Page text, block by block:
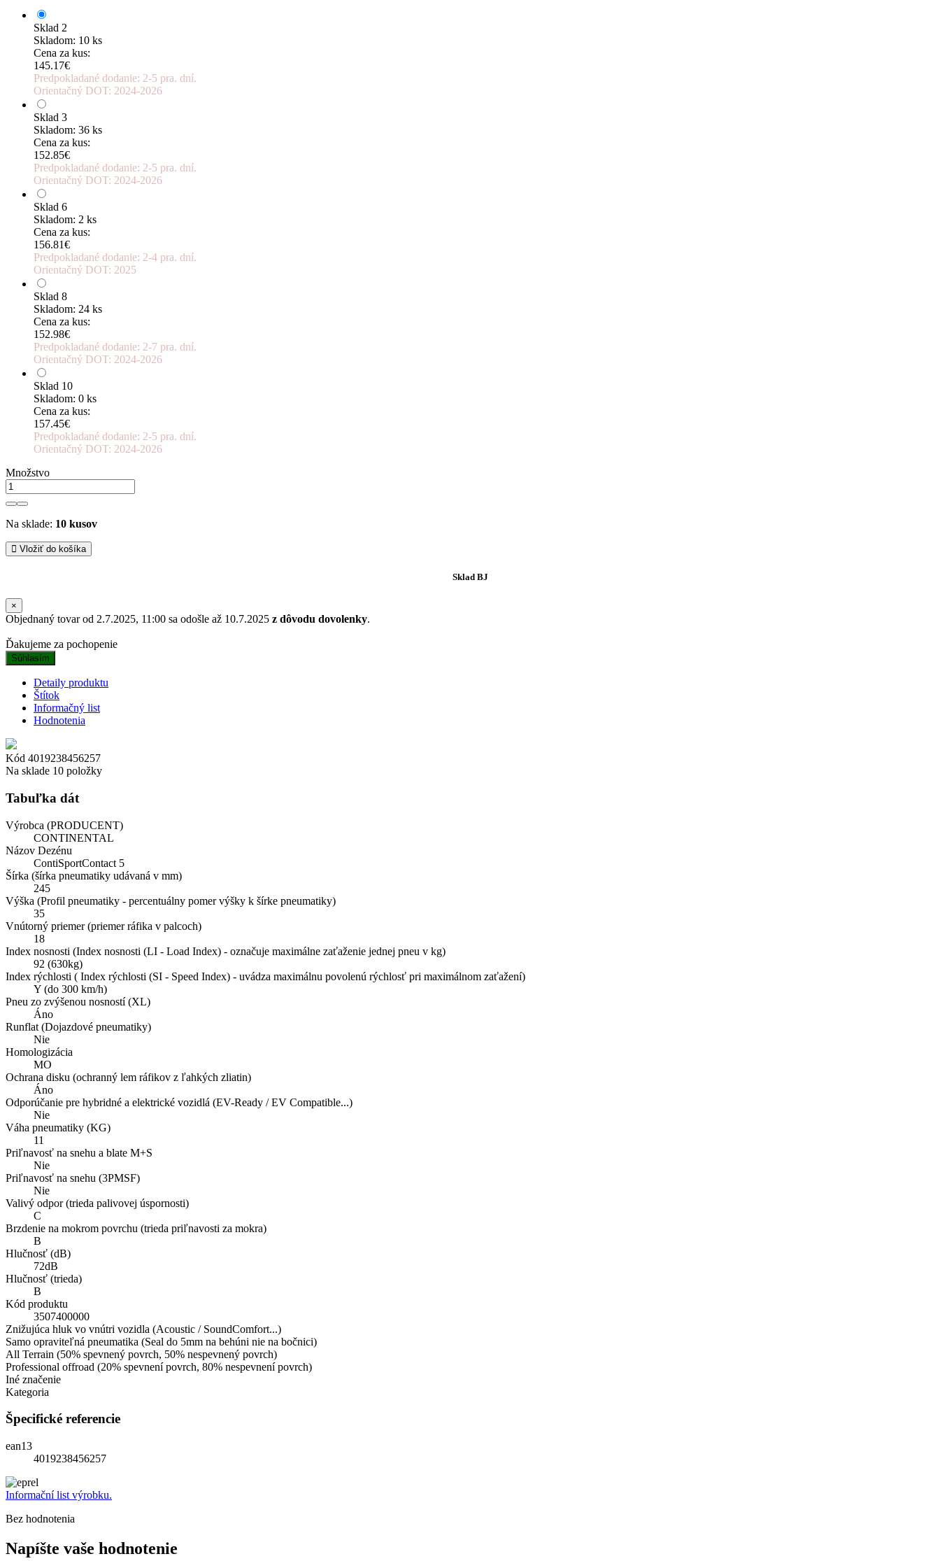
Sklad 2
Skladom: 10 ks
Cena za kus:
145.17€
Predpokladané dodanie: 2-5 pra. dní.
Orientačný DOT: 2024-2026
Sklad 3
Skladom: 36 ks
Cena za kus:
152.85€
Predpokladané dodanie: 2-5 pra. dní.
Orientačný DOT: 2024-2026
Sklad 6
Skladom: 2 ks
Cena za kus:
156.81€
Predpokladané dodanie: 2-4 pra. dní.
Orientačný DOT: 2025
Sklad 8
Skladom: 24 ks
Cena za kus:
152.98€
Predpokladané dodanie: 2-7 pra. dní.
Orientačný DOT: 2024-2026
Sklad 10
Skladom: 0 ks
Cena za kus:
157.45€
Predpokladané dodanie: 2-5 pra. dní.
Orientačný DOT: 2024-2026
Množstvo
Na sklade: 10 kusov
Vložiť do košíka
Sklad BJ
×
Objednaný tovar od 2.7.2025, 11:00 sa odošle až 10.7.2025 z dôvodu dovolenky.
Ďakujeme za pochopenie
Súhlasím
Detaily produktu
Štítok
Informačný list
Hodnotenia
Kód 4019238456257
Na sklade 10 položky
Tabuľka dát
Výrobca (PRODUCENT)
CONTINENTAL
Názov Dezénu
ContiSportContact 5
Šírka (šírka pneumatiky udávaná v mm)
245
Výška (Profil pneumatiky - percentuálny pomer výšky k šírke pneumatiky)
35
Vnútorný priemer (priemer ráfika v palcoch)
18
Index nosnosti (Index nosnosti (LI - Load Index) - označuje maximálne zaťaženie jednej pneu v kg)
92 (630kg)
Index rýchlosti ( Index rýchlosti (SI - Speed Index) - uvádza maximálnu povolenú rýchlosť pri maximálnom zaťažení)
Y (do 300 km/h)
Pneu zo zvýšenou nosností (XL)
Áno
Runflat (Dojazdové pneumatiky)
Nie
Homologizácia
MO
Ochrana disku (ochranný lem ráfikov z ľahkých zliatin)
Áno
Odporúčanie pre hybridné a elektrické vozidlá (EV-Ready / EV Compatible...)
Nie
Váha pneumatiky (KG)
11
Priľnavosť na snehu a blate M+S
Nie
Priľnavosť na snehu (3PMSF)
Nie
Valivý odpor (trieda palivovej úspornosti)
C
Brzdenie na mokrom povrchu (trieda priľnavosti za mokra)
B
Hlučnosť (dB)
72dB
Hlučnosť (trieda)
B
Kód produktu
3507400000
Znižujúca hluk vo vnútri vozidla (Acoustic / SoundComfort...)
Samo opraviteľná pneumatika (Seal do 5mm na behúni nie na bočnici)
All Terrain (50% spevnený povrch, 50% nespevnený povrch)
Professional offroad (20% spevnení povrch, 80% nespevnení povrch)
Iné značenie
Kategoria
Špecifické referencie
ean13
4019238456257
Informační list výrobku.
Bez hodnotenia
Napíšte vaše hodnotenie